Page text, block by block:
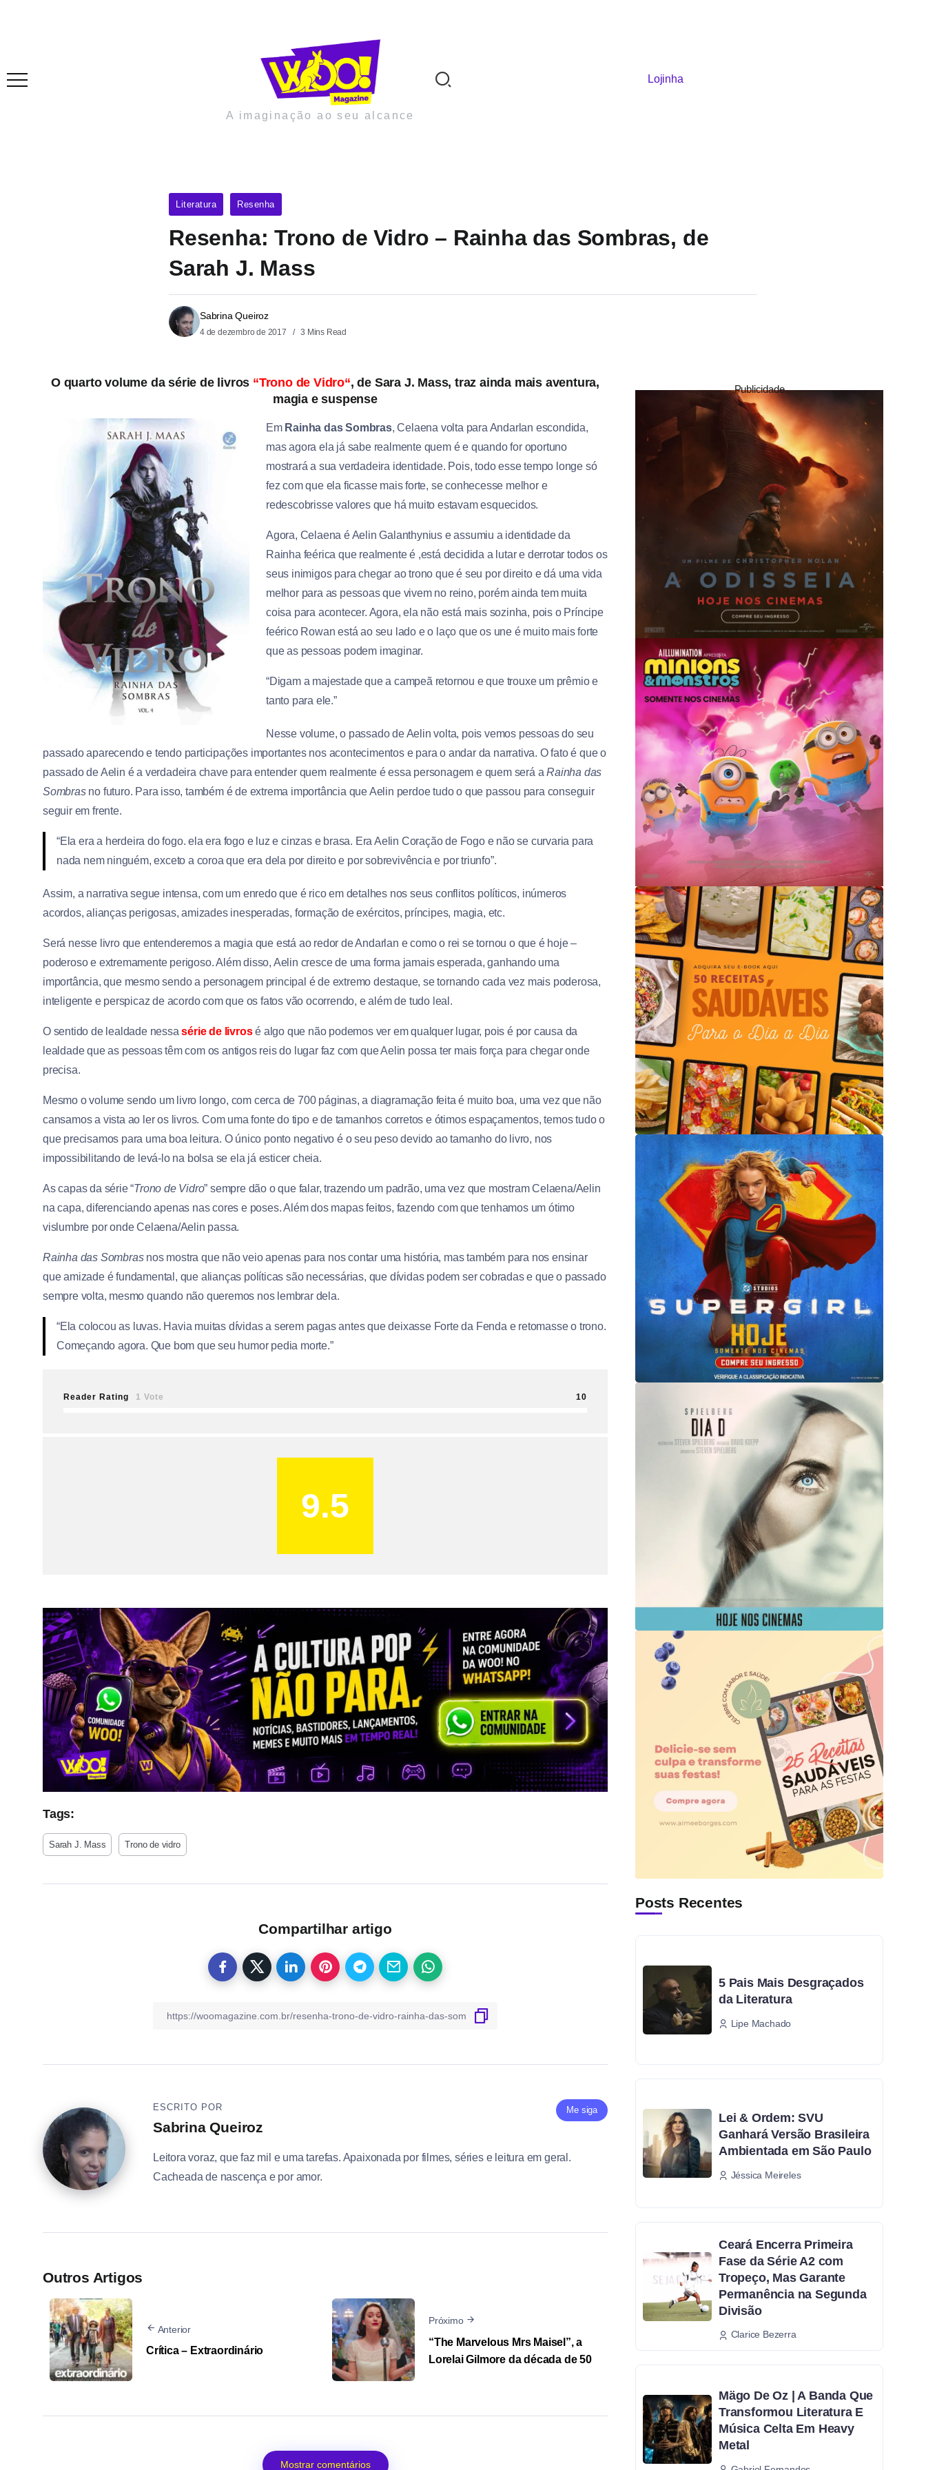
A imaginação ao seu alcance
Lojinha
Literatura Resenha
Resenha: Trono de Vidro – Rainha das Sombras, de
Sarah J. Mass
Sabrina Queiroz
4 de dezembro de 2017 3 Mins Read
O quarto volume da série de livros “Trono de Vidro“, de Sara J. Mass, traz ainda mais aventura,
magia e suspense
Em Rainha das Sombras, Celaena volta para Andarlan escondida,
mas agora ela já sabe realmente quem é e quando for oportuno
mostrará a sua verdadeira identidade. Pois, todo esse tempo longe só
fez com que ela ficasse mais forte, se conhecesse melhor e
redescobrisse valores que há muito estavam esquecidos.
Agora, Celaena é Aelin Galanthynius e assumiu a identidade da
Rainha feérica que realmente é ,está decidida a lutar e derrotar todos os
seus inimigos para chegar ao trono que é seu por direito e dá uma vida
melhor para as pessoas que vivem no reino, porém ainda tem muita
coisa para acontecer. Agora, ela não está mais sozinha, pois o Príncipe
feérico Rowan está ao seu lado e o laço que os une é muito mais forte
que as pessoas podem imaginar.
“Digam a majestade que a campeã retornou e que trouxe um prêmio e
tanto para ele.”
Nesse volume, o passado de Aelin volta, pois vemos pessoas do seu
passado aparecendo e tendo participações importantes nos acontecimentos e para o andar da narrativa. O fato é que o
passado de Aelin é a verdadeira chave para entender quem realmente é essa personagem e quem será aRainha das
Sombrasno futuro. Para isso, também é de extrema importância que Aelin perdoe tudo o que passou para conseguir
seguir em frente.
“Ela era a herdeira do fogo. ela era fogo e luz e cinzas e brasa. Era Aelin Coração de Fogo e não se curvaria para
nada nem ninguém, exceto a coroa que era dela por direito e por sobrevivência e por triunfo”.
Assim, a narrativa segue intensa, com um enredo que é rico em detalhes nos seus conflitos políticos, inúmeros
acordos, alianças perigosas, amizades inesperadas, formação de exércitos, príncipes, magia, etc.
Será nesse livro que entenderemos a magia que está ao redor de Andarlan e como o rei se tornou o que é hoje –
poderoso e extremamente perigoso. Além disso, Aelin cresce de uma forma jamais esperada, ganhando uma
importância, que mesmo sendo a personagem principal é de extremo destaque, se tornando cada vez mais poderosa,
inteligente e perspicaz de acordo com que os fatos vão ocorrendo, e além de tudo leal.
O sentido de lealdade nessasérie de livrosé algo que não podemos ver em qualquer lugar, pois é por causa da
lealdade que as pessoas têm com os antigos reis do lugar faz com que Aelin possa ter mais força para chegar onde
precisa.
Mesmo o volume sendo um livro longo, com cerca de 700 páginas, a diagramação feita é muito boa, uma vez que não
cansamos a vista ao ler os livros. Com uma fonte do tipo e de tamanhos corretos e ótimos espaçamentos, temos tudo o
que precisamos para uma boa leitura. O único ponto negativo é o seu peso devido ao tamanho do livro, nos
impossibilitando de levá-lo na bolsa se ela já esticer cheia.
As capas da série “Trono de Vidro” sempre dão o que falar, trazendo um padrão, uma vez que mostram Celaena/Aelin
na capa, diferenciando apenas nas cores e poses. Além dos mapas feitos, fazendo com que tenhamos um ótimo
vislumbre por onde Celaena/Aelin passa.
Rainha das Sombrasnos mostra que não veio apenas para nos contar uma história, mas também para nos ensinar
que amizade é fundamental, que alianças políticas são necessárias, que dívidas podem ser cobradas e que o passado
sempre volta, mesmo quando não queremos nos lembrar dela.
“Ela colocou as luvas. Havia muitas dívidas a serem pagas antes que deixasse Forte da Fenda e retomasse o trono.
Começando agora. Que bom que seu humor pedia morte.”
Reader Rating 1 Vote 10
9.5
Tags:
Sarah J. Mass Trono de vidro
Compartilhar artigo
Me siga
ESCRITO POR
Sabrina Queiroz
Leitora voraz, que faz mil e uma tarefas. Apaixonada por filmes, séries e leitura em geral.
Cacheada de nascença e por amor.
Outros Artigos
Anterior
Crítica – Extraordinário
Próximo
“The Marvelous Mrs Maisel”, a
Lorelai Gilmore da década de 50
Mostrar comentários
Publicidade
Posts Recentes
5 Pais Mais Desgraçados
da Literatura
Lipe Machado
Lei & Ordem: SVU
Ganhará Versão Brasileira
Ambientada em São Paulo
Jéssica Meireles
Ceará Encerra Primeira
Fase da Série A2 com
Tropeço, Mas Garante
Permanência na Segunda
Divisão
Clarice Bezerra
Mägo De Oz | A Banda Que
Transformou Literatura E
Música Celta Em Heavy
Metal